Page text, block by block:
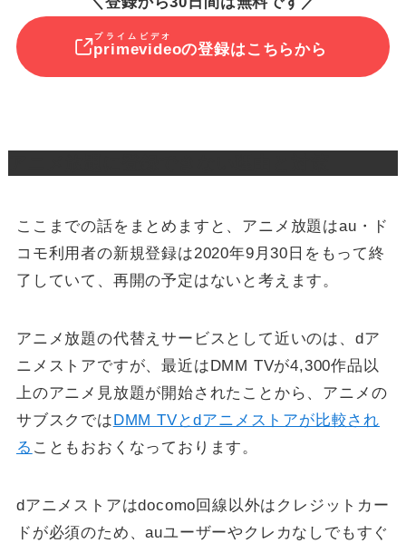
primevide
プライムビデオ
oの登録はこちらから
ここまでの話をまとめますと、アニメ放題はau・ド
コモ利用者の新規登録は2020年9月30日をもって終
了していて、再開の予定はないと考えます。
アニメ放題の代替えサービスとして近いのは、dア
ニメストアですが、最近はDMM TVが4,300作品以
上のアニメ見放題が開始されたことから、アニメの
サブスクではDMM TVとdアニメストアが比較され
る こともおおくなっております。
dアニメストアはdocomo回線以外はクレジットカー
ドが必須のため、auユーザーやクレカなしでもすぐ